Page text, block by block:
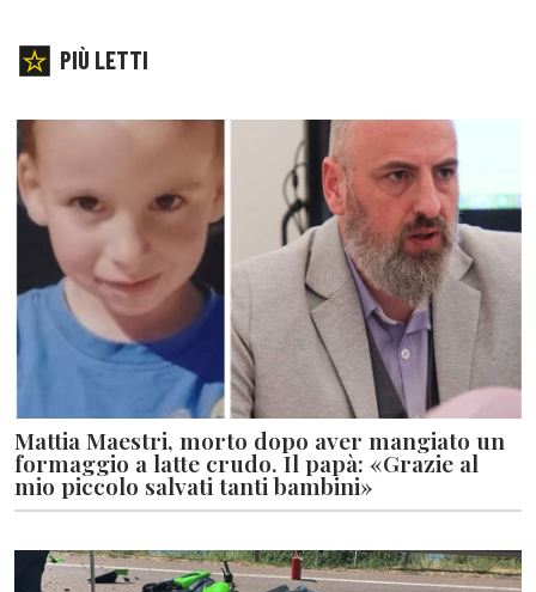
PIÙ LETTI
Mattia Maestri, morto dopo aver mangiato un
formaggio a latte crudo. Il papà: «Grazie al
mio piccolo salvati tanti bambini»